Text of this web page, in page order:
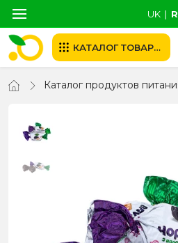
UK ∣
КАТАЛОГ ТОВАРОВ
Каталог продуктов